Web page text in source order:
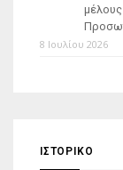
8 Ιουλίου 2026
ΙΣΤΟΡΙΚΌ